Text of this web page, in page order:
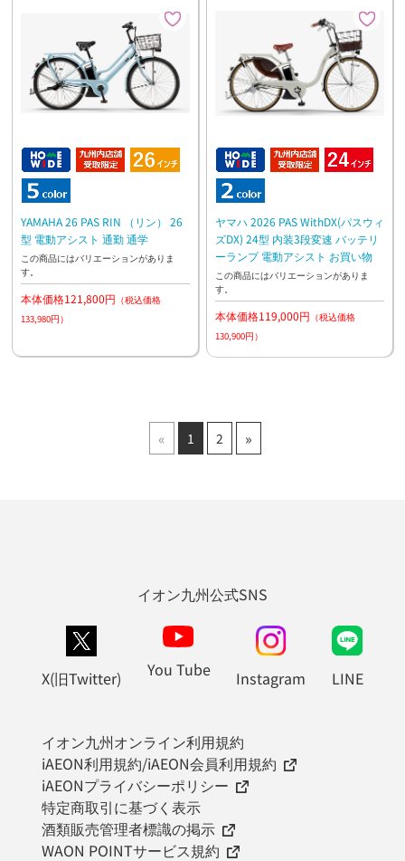
YAMAHA 26 PAS RIN （リン） 26
型 電動アシスト 通勤 通学
この商品にはバリエーションがありま
す。
本体価格121,800円 （税込価格
133,980円）
ヤマハ 2026 PAS WithDX(パスウィ
ズDX) 24型 内装3段変速 バッテリ
ーランプ 電動アシスト お買い物
この商品にはバリエーションがありま
す。
本体価格119,000円 （税込価格
130,900円）
« 1 2 »
イオン九州公式SNS
X(旧Twitter) You Tube Instagram LINE
イオン九州オンライン利用規約
iAEON利用規約/iAEON会員利用規約
iAEONプライバシーポリシー
特定商取引に基づく表示
酒類販売管理者標識の掲示
WAON POINTサービス規約